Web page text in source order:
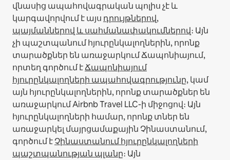
վնասից ապահովագրական պոլիս չէ և
կարգավորվում է այս դրույթներով,
պայմաններով և սահմանափակումներով։ Այն
չի պաշտպանում հյուրընկալողներին, որոնք
տարածքներ են առաջարկում Ճապոնիայում,
որտեղ գործում էՃապոնիայում
հյուրընկալողների ապահովագրությունը, կամ
այն հյուրընկալողներին, որոնք տարածքներ են
առաջարկում Airbnb Travel LLC-ի միջոցով։ Այն
հյուրընկալողների համար, որոնք տներ են
առաջարկել մայրցամաքային Չինաստանում,
գործում էՉինաստանում հյուրընկալողների
պաշտպանության պլանը։ Այն